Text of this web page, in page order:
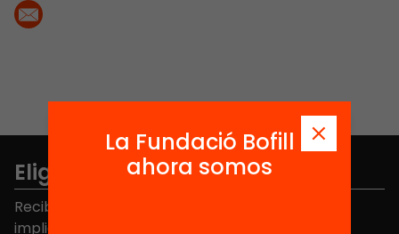
Elige equidad
Recibe contenidos, iniciativas y proyectos para
implicarte.
La Fundació Bofill
ahora somos